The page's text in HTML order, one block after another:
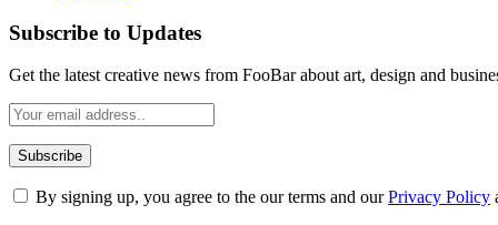
Subscribe to Updates
Get the latest creative news from FooBar about art, design and
By signing up, you agree to the our terms and ourPrivacy Policy